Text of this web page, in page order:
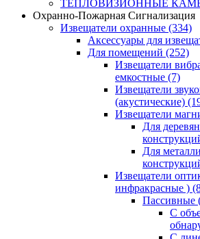
ТЕПЛОВИЗИОННЫЕ
Охранно-Пожарная Сигнализация
Извещатели охранные (334)
Аксессуары для
Для помещений (252)
Извещатели
емкостные (7)
Извещатели
(акустические)
Извещатели
Для
Для
Извещатели
инфракрасные )
Пассивные
С